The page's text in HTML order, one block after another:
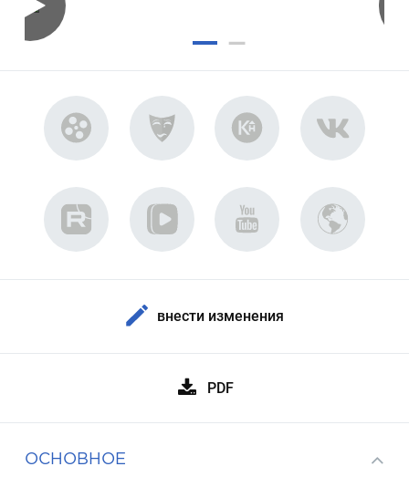
внести изменения
PDF
ОСНОВНОЕ